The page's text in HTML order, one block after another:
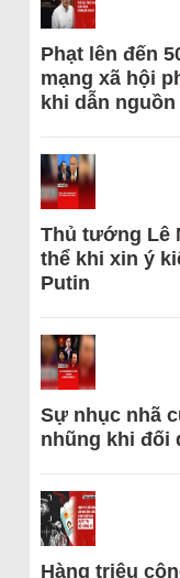
Phạt lên đến
mạng xã hội
khi dẫn
Thủ tướng Lê
thể khi xin ý
Putin
Sự nhục nhã
nhũng khi đối
Hàng triệu